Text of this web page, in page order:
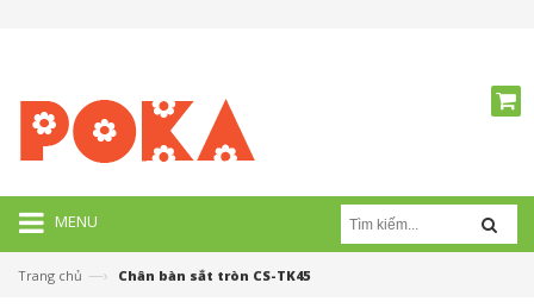
MENU
Trang chủ —› Chân bàn sắt tròn CS-TK45